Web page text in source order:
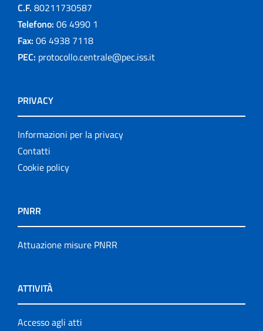
C.F. 80211730587
Telefono: 06 4990 1
Fax: 06 4938 7118
PEC: protocollo.centrale@pec.iss.it
PRIVACY
Informazioni per la privacy
Contatti
Cookie policy
PNRR
Attuazione misure PNRR
ATTIVITÀ
Accesso agli atti